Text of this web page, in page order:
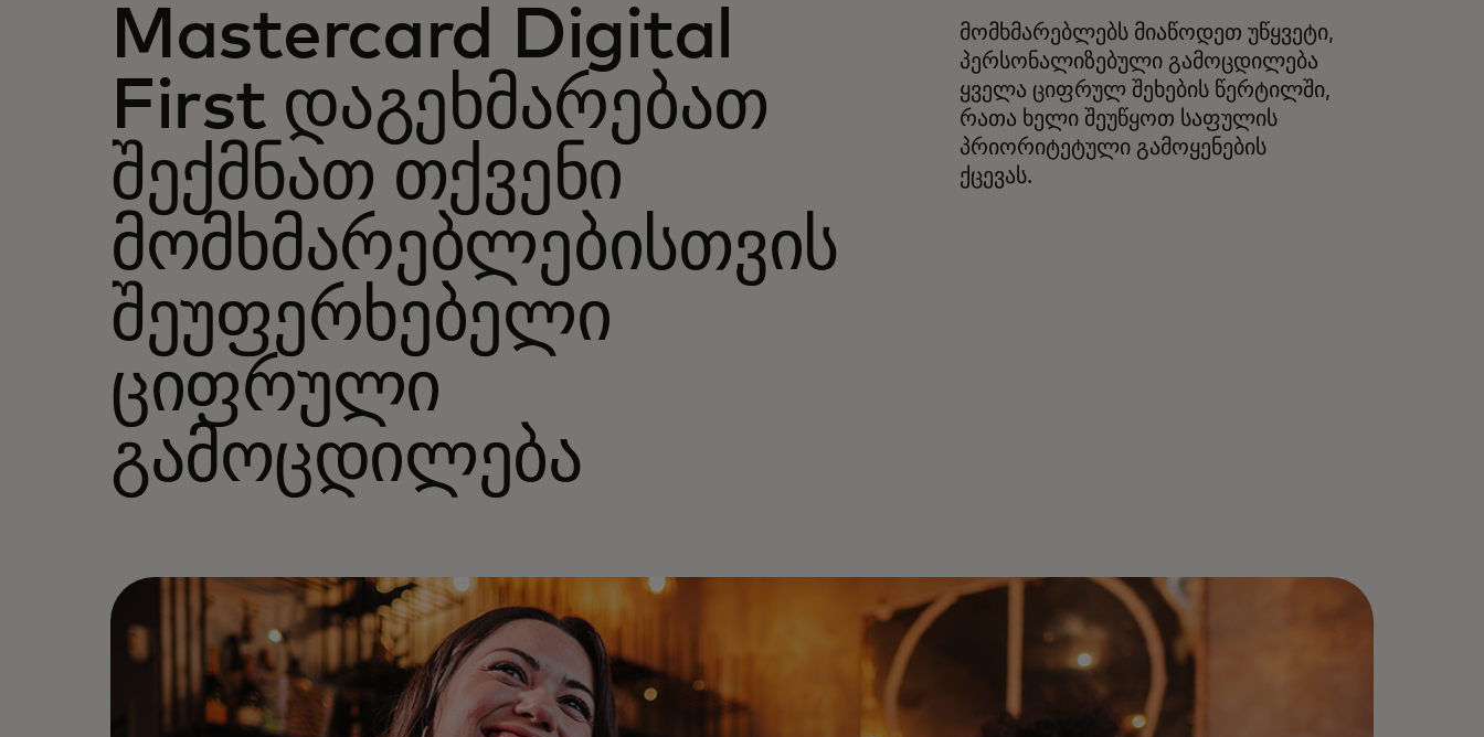
Mastercard Digital
First დაგეხმარებათ
შექმნათ თქვენი
მომხმარებლებისთვის
შეუფერხებელი
ციფრული
გამოცდილება
მომხმარებლებს მიაწოდეთ უწყვეტი,
პერსონალიზებული გამოცდილება
ყველა ციფრულ შეხების წერტილში,
რათა ხელი შეუწყოთ საფულის
პრიორიტეტული გამოყენების
ქცევას.